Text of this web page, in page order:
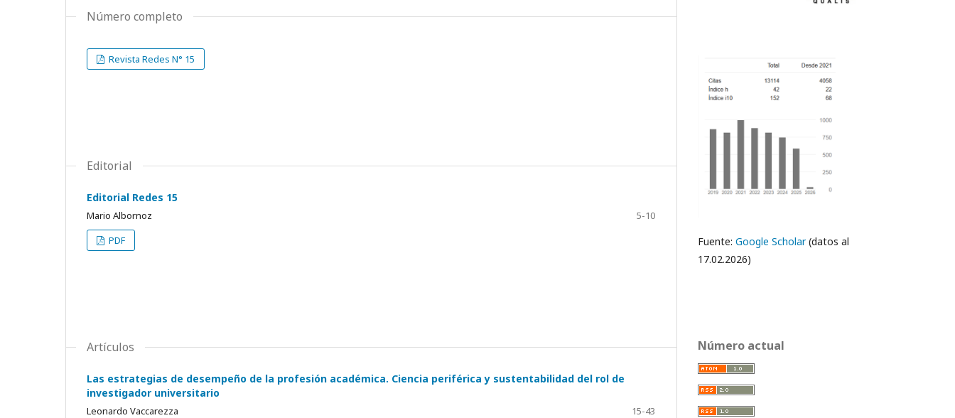
Número completo
Revista Redes N° 15
Editorial
Editorial Redes 15
Mario Albornoz
5-10
PDF
Artículos
Las estrategias de desempeño de la profesión académica. Ciencia periférica y sustentabilidad del rol de
investigador universitario
Leonardo Vaccarezza
15-43
Fuente: Google Scholar(datos al
17.02.2026)
Número actual